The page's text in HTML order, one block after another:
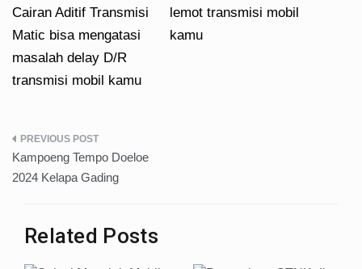
Cairan Aditif Transmisi
Matic bisa mengatasi
masalah delay D/R
transmisi mobil kamu
lemot transmisi mobil
kamu
Post
navigation
Kampoeng Tempo Doeloe
2024 Kelapa Gading
Related Posts